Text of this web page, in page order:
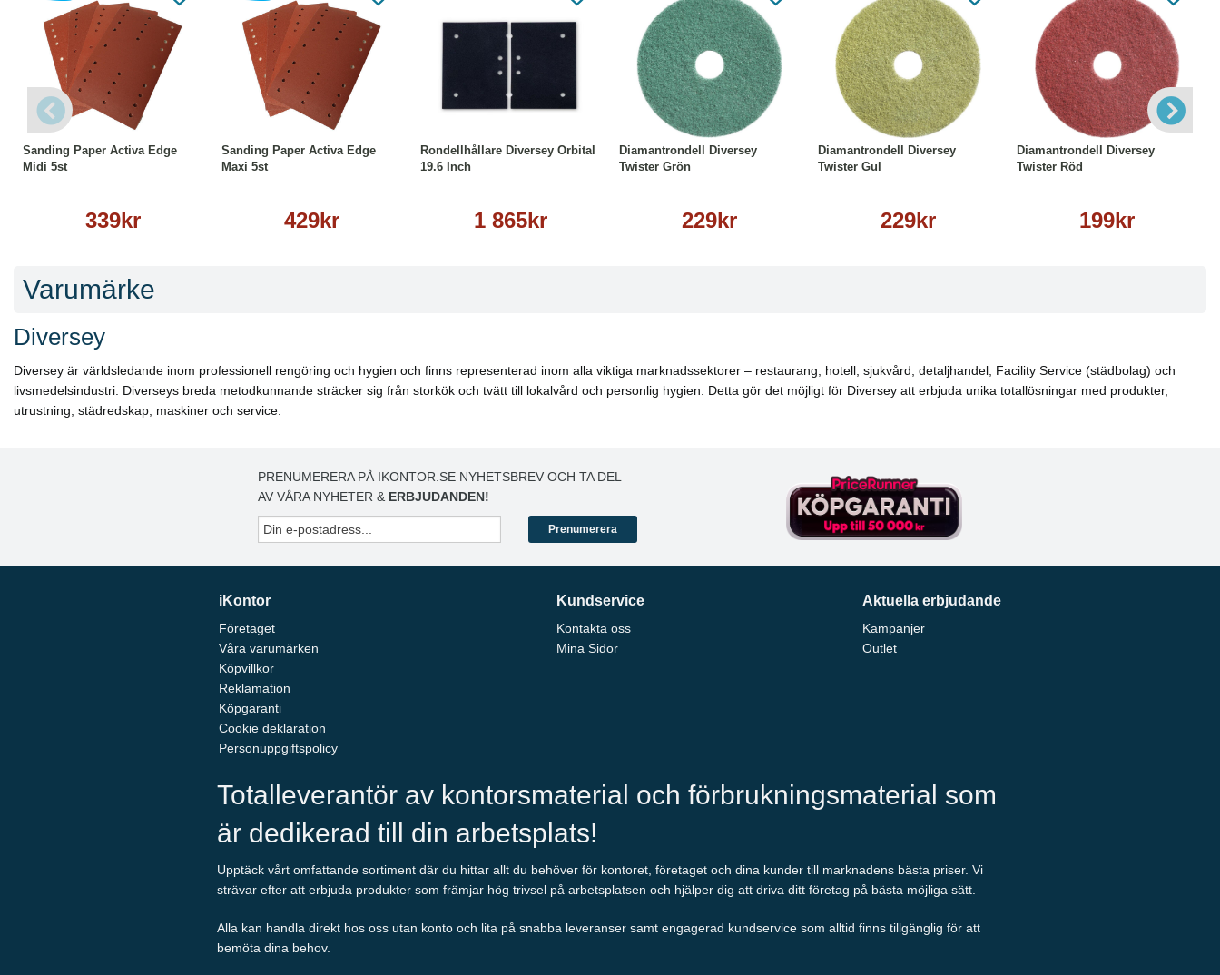
Sanding Paper Activa Edge
Midi 5st
339kr
Läs mer
Sanding Paper Activa Edge
Maxi 5st
429kr
Läs mer
Rondellhållare Diversey Orbital
19.6 Inch
1 865kr
Köp Läs mer
Diamantrondell Diversey
Twister Grön
229kr
Läs mer
Diamantrondell Diversey
Twister Gul
229kr
Läs mer
Diamantrondell Diversey
Twister Röd
199kr
Läs mer
Varumärke
Diversey
Diversey är världsledande inom professionell rengöring och hygien och finns representerad inom alla viktiga marknadssektorer – restaurang, hotell, sjukvård, detaljhandel, Facility Service (städbolag) och
livsmedelsindustri. Diverseys breda metodkunnande sträcker sig från storkök och tvätt till lokalvård och personlig hygien. Detta gör det möjligt för Diversey att erbjuda unika totallösningar med produkter,
utrustning, städredskap, maskiner och service.
PRENUMERERA PÅ IKONTOR.SE NYHETSBREV OCH TA DEL
AV VÅRA NYHETER & ERBJUDANDEN!
Prenumerera
iKontor
Företaget
Våra varumärken
Köpvillkor
Reklamation
Köpgaranti
Cookie deklaration
Personuppgiftspolicy
Kundservice
Kontakta oss
Mina Sidor
Aktuella erbjudande
Kampanjer
Outlet
Totalleverantör av kontorsmaterial och förbrukningsmaterial som
är dedikerad till din arbetsplats!
Upptäck vårt omfattande sortiment där du hittar allt du behöver för kontoret, företaget och dina kunder till marknadens bästa priser. Vi
strävar efter att erbjuda produkter som främjar hög trivsel på arbetsplatsen och hjälper dig att driva ditt företag på bästa möjliga sätt.
Alla kan handla direkt hos oss utan konto och lita på snabba leveranser samt engagerad kundservice som alltid finns tillgänglig för att
bemöta dina behov.